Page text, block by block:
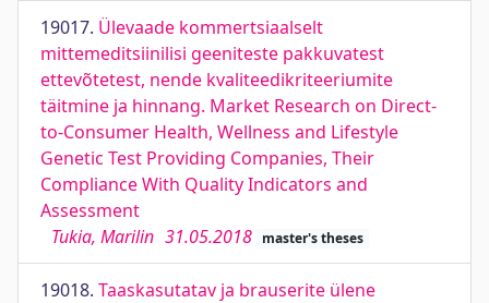
19017. Ülevaade kommertsiaalselt
mittemeditsiinilisi geeniteste pakkuvatest
ettevõtetest, nende kvaliteedikriteeriumite
täitmine ja hinnang. Market Research on Direct-
to-Consumer Health, Wellness and Lifestyle
Genetic Test Providing Companies, Their
Compliance With Quality Indicators and
Assessment
Tukia, Marilin 31.05.2018 master's theses
19018. Taaskasutatav ja brauserite ülene